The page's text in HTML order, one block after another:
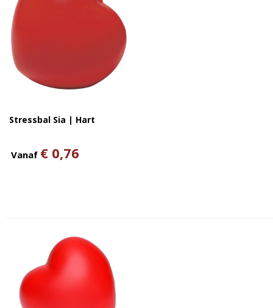
Stressbal Sia | Hart
Vanaf € 0,76